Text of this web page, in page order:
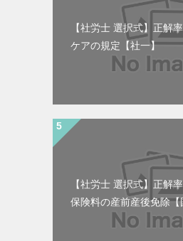
【社労士 選択式】正解
ケアの規定【社一】
【社労士 選択式】正解
保険料の産前産後免除【